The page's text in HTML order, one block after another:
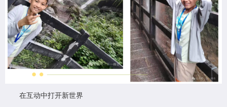
在互动中打开新世界